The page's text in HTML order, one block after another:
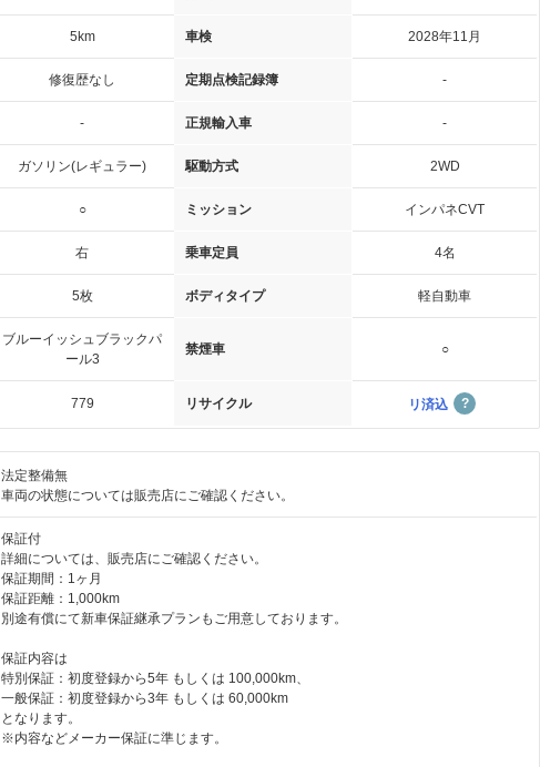
5km 車検 2028年11月
修復歴なし 定期点検記録簿 -
- 正規輸入車 -
ガソリン(レギュラー) 駆動方式 2WD
○ ミッション インパネCVT
右 乗車定員 4名
5枚 ボディタイプ 軽自動車
ブルーイッシュブラックパ
ール3
禁煙車 ○
779 リサイクル リ済込
法定整備無
車両の状態については販売店にご確認ください。
保証付
詳細については、販売店にご確認ください。
保証期間：1ヶ月
保証距離：1,000km
別途有償にて新車保証継承プランもご用意しております。
保証内容は
特別保証：初度登録から5年 もしくは 100,000km、
一般保証：初度登録から3年 もしくは 60,000km
となります。
※内容などメーカー保証に準じます。